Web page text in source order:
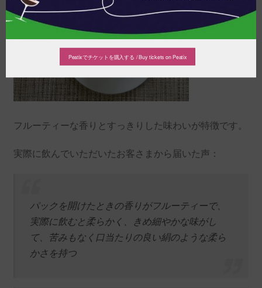
フルーティーな香りとすっきりした味わいが特徴です。
実際に飲んでいただいたお客さまから届いた声：
パックを開けたときの香りがフルーティーで、
実際に飲むと柔らかく、きめ細やかな味がし
て、苦みもなく口当たりの良い絹のような柔ら
かさを持つ
Peatixでチケットを購入する / Buy tickets on Peatix